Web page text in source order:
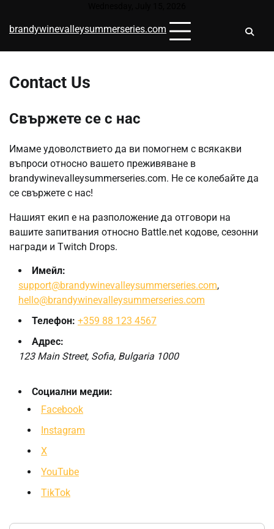
content
brandywinevalleysummerseries.com
Contact Us
Свържете се с нас
Имаме удоволствието да ви помогнем с всякакви
въпроси относно вашето преживяване в
brandywinevalleysummerseries.com. Не се колебайте да
се свържете с нас!
Нашият екип е на разположение да отговори на
вашите запитвания относно Battle.net кодове, сезонни
награди и Twitch Drops.
Имейл:
support@brandywinevalleysummerseries.com,
hello@brandywinevalleysummerseries.com
Телефон: +359 88 123 4567
Адрес:
123 Main Street, Sofia, Bulgaria 1000
Социални медии:
Facebook
Instagram
X
YouTube
TikTok